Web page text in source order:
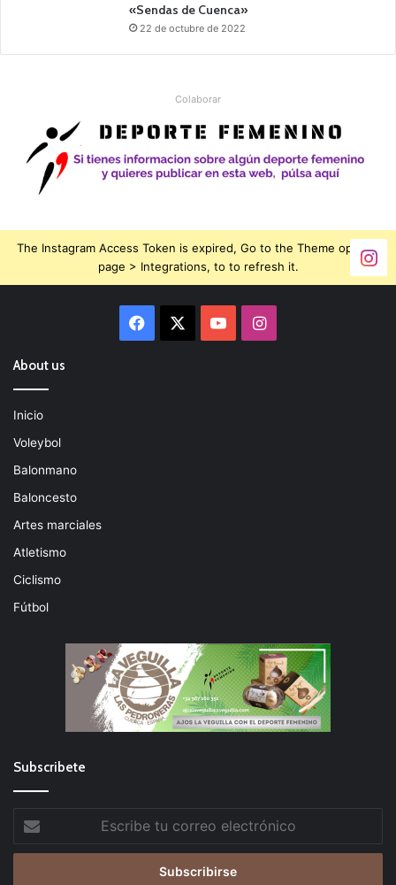
«Sendas de Cuenca»
22 de octubre de 2022
Colaborar
The Instagram Access Token is expired, Go to the Theme options
page > Integrations, to to refresh it.
Facebook YouTubeInstagram
About us
Inicio
Voleybol
Balonmano
Baloncesto
Artes marciales
Atletismo
Ciclismo
Fútbol
Subscribete
Escribe
tu
correo